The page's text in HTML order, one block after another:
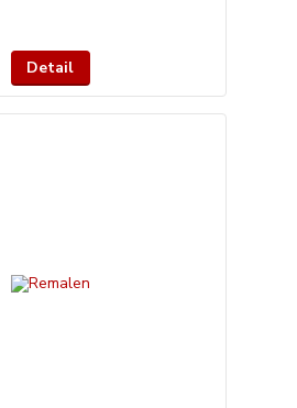
Detail